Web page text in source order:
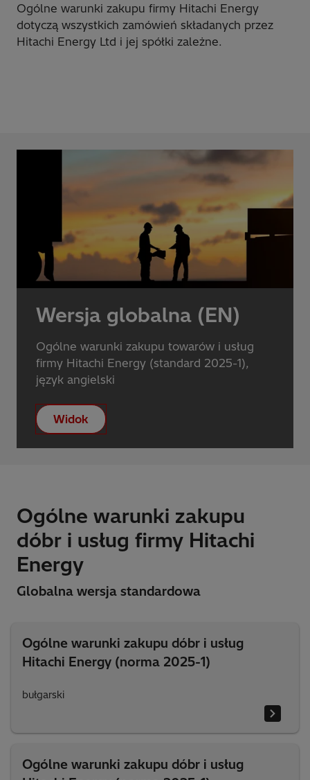
Ogólne warunki zakupu firmy Hitachi Energy
dotyczą wszystkich zamówień składanych przez
Hitachi Energy Ltd i jej spółki zależne.
Wersja globalna (EN)
Ogólne warunki zakupu towarów i usług
firmy Hitachi Energy (standard 2025-1),
język angielski
Widok
Ogólne warunki zakupu
dóbr i usług firmy Hitachi
Energy
Globalna wersja standardowa
Ogólne warunki zakupu dóbr i usług
Hitachi Energy (norma 2025-1)
bułgarski
Ogólne warunki zakupu dóbr i usług